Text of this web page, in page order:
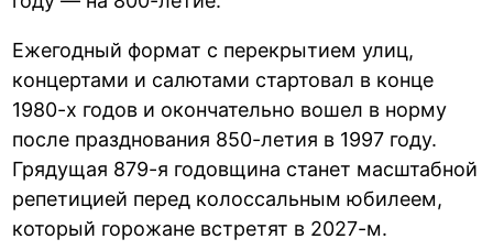
Ежегодный формат с перекрытием улиц,
концертами и салютами стартовал в конце
1980-х годов и окончательно вошел в норму
после празднования 850-летия в 1997 году.
Грядущая 879-я годовщина станет масштабной
репетицией перед колоссальным юбилеем,
который горожане встретят в 2027-м.